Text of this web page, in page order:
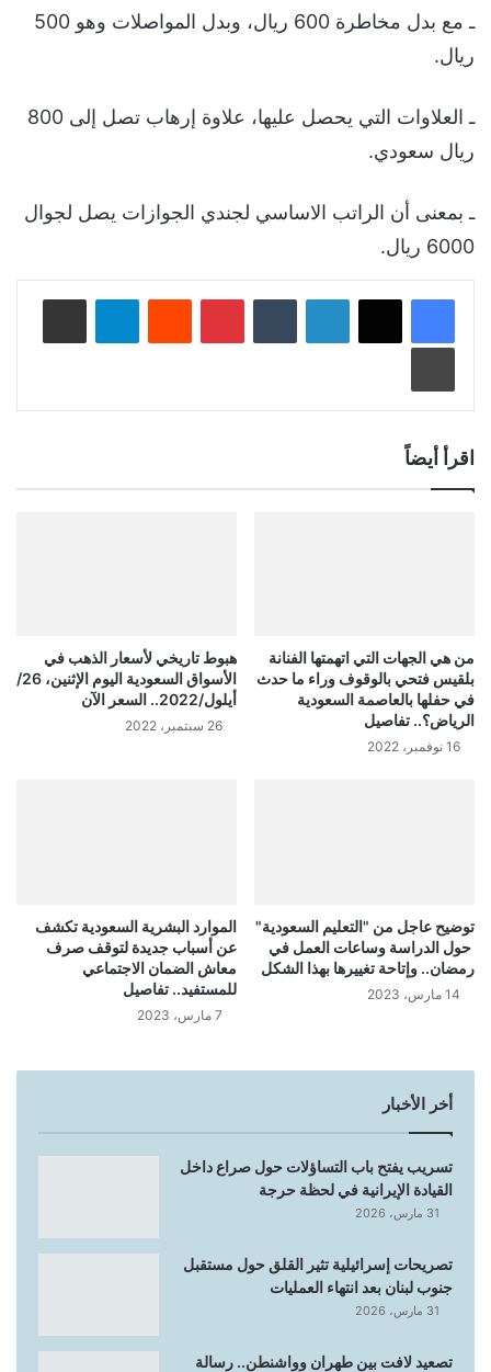
ـ مع بدل مخاطرة 600 ريال، وبدل المواصلات وهو 500
ريال.
ـ العلاوات التي يحصل عليها، علاوة إرهاب تصل إلى 800
ريال سعودي.
ـ بمعنى أن الراتب الاساسي لجندي الجوازات يصل لجوال
6000 ريال.
لينكدإن بينتيريست
اقرأ أيضاً
من هي الجهات التي اتهمتها الفنانة
بلقيس فتحي بالوقوف وراء ما حدث
في حفلها بالعاصمة السعودية
الرياض؟.. تفاصيل
16 نوفمبر، 2022
هبوط تاريخي لأسعار الذهب في
الأسواق السعودية اليوم الإثنين، 26/
أيلول/2022.. السعر الآن
26 سبتمبر، 2022
توضيح عاجل من "التعليم السعودية"
حول الدراسة وساعات العمل في
رمضان.. وإتاحة تغييرها بهذا الشكل
14 مارس، 2023
الموارد البشرية السعودية تكشف
عن أسباب جديدة لتوقف صرف
معاش الضمان الاجتماعي
للمستفيد.. تفاصيل
7 مارس، 2023
أخر الأخبار
تسريب يفتح باب التساؤلات حول صراع داخل
القيادة الإيرانية في لحظة حرجة
31 مارس، 2026
تصريحات إسرائيلية تثير القلق حول مستقبل
جنوب لبنان بعد انتهاء العمليات
31 مارس، 2026
تصعيد لافت بين طهران وواشنطن.. رسالة